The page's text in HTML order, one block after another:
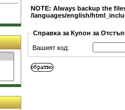
NOTE: Always backup the
/languages/english/
Справка за Купон за
Вашият код: